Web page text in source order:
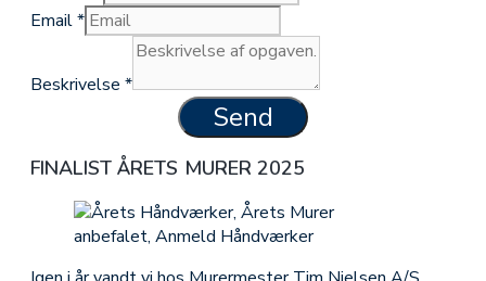
Email*
Beskrivelse *
Send
FINALIST ÅRETS MURER 2025